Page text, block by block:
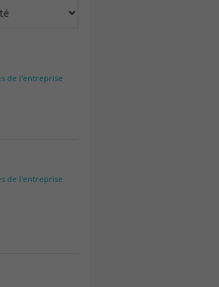
de l'entreprise
de l'entreprise